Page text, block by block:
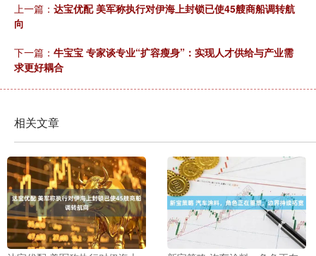
上一篇： 达宝优配 美军称执行对伊海上封锁已使45艘商船调转航
向
下一篇： 牛宝宝 专家谈专业“扩容瘦身”：实现人才供给与产业需
求更好耦合
相关文章